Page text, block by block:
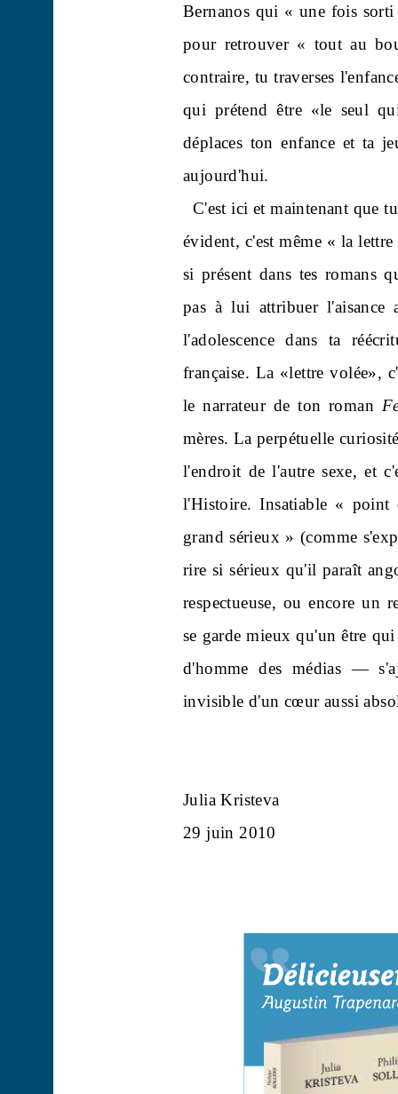
Bernanos qui « une fois
pour retrouver « tout au
contraire, tu traverses
qui prétend être «le seul
déplaces ton enfance et ta
aujourd'hui.
C'est ici et maintenant que
évident, c'est même « la
si présent dans tes romans
pas à lui attribuer l'aisance
l'adolescence dans ta
française. La «lettre volée»,
le narrateur de ton roman
mères. La perpétuelle
l'endroit de l'autre sexe, et
l'Histoire. Insatiable «
grand sérieux » (comme
rire si sérieux qu'il paraît
respectueuse, ou encore un
se garde mieux qu'un être
d'homme des médias —
invisible d'un cœur aussi
Julia Kristeva
29 juin 2010